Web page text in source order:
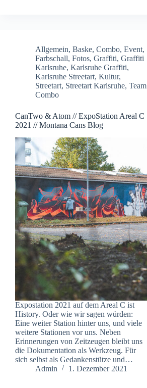
Allgemein, Baske, Combo, Event,
Farbschall, Fotos, Graffiti, Graffiti
Karlsruhe, Karlsruhe Graffiti,
Karlsruhe Streetart, Kultur,
Streetart, Streetart Karlsruhe, Team
Combo
CanTwo & Atom // ExpoStation Areal C
2021 // Montana Cans Blog
Expostation 2021 auf dem Areal C ist
History. Oder wie wir sagen würden:
Eine weiter Station hinter uns, und viele
weitere Stationen vor uns. Neben
Erinnerungen von Zeitzeugen bleibt uns
die Dokumentation als Werkzeug. Für
sich selbst als Gedankenstütze und…
Admin
1. Dezember 2021